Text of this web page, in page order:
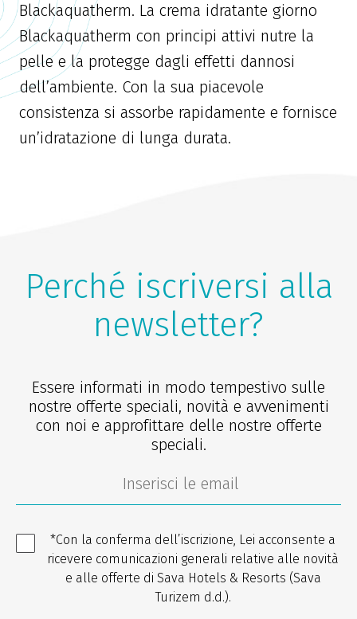
Blackaquatherm. La crema idratante giorno
Blackaquatherm con principi attivi nutre la
pelle e la protegge dagli effetti dannosi
dell’ambiente. Con la sua piacevole
consistenza si assorbe rapidamente e fornisce
un’idratazione di lunga durata.
Perché iscriversi alla
newsletter?
Essere informati in modo tempestivo sulle
nostre offerte speciali, novità e avvenimenti
con noi e approfittare delle nostre offerte
speciali.
*Con la conferma dell’iscrizione, Lei acconsente a
ricevere comunicazioni generali relative alle novità
e alle offerte di Sava Hotels & Resorts (Sava
Turizem d.d.).